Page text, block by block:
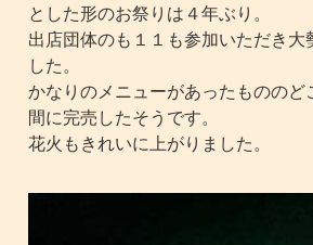
とした形のお祭りは４年ぶり。
出店団体のも１１も参加いただき大
した。
かなりのメニューがあったもののど
間に完売したそうです。
花火もきれいに上がりました。